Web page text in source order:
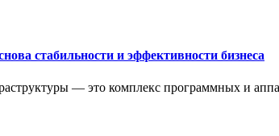
стабильности и эффективности бизнеса
— это комплекс программных и